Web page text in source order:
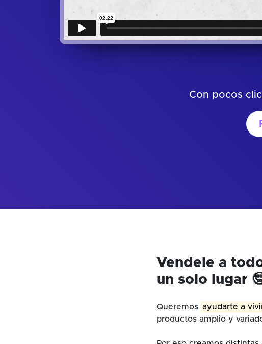
Con pocos
Vendele a
un solo lugar
Queremos ayudarte a
productos amplio y